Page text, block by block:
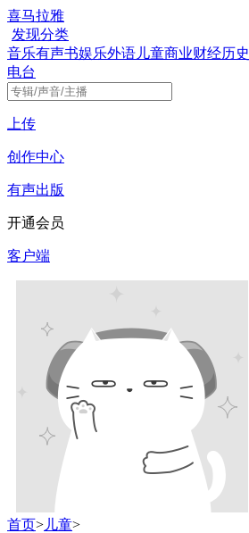
喜马拉雅
发现分类
音乐有声书娱乐外语 儿童商业财经历史
电台
上传
创作中心
有声出版
开通会员
客户端
首页> 儿童>